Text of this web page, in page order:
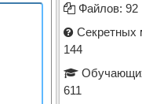
Файлов: 92
Секретных
144
611